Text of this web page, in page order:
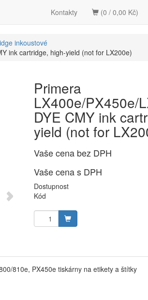
Kontakty (0 / 0,00 Kč)
inkoustové
ink cartridge, high-yield (not for LX200e)
Primera
LX400e/PX450e/
DYE CMY ink
yield (not for
Vaše cena bez DPH
Vaše cena s DPH
Dostupnost
Kód
810e, PX450e tiskárny na etikety a štítky